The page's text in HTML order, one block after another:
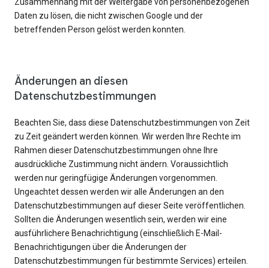
Daten zu lösen, die nicht zwischen Google und der
betreffenden Person gelöst werden konnten.
Änderungen an diesen
Datenschutzbestimmungen
Beachten Sie, dass diese Datenschutzbestimmungen von Zeit
zu Zeit geändert werden können. Wir werden Ihre Rechte im
Rahmen dieser Datenschutzbestimmungen ohne Ihre
ausdrückliche Zustimmung nicht ändern. Voraussichtlich
werden nur geringfügige Änderungen vorgenommen.
Ungeachtet dessen werden wir alle Änderungen an den
Datenschutzbestimmungen auf dieser Seite veröffentlichen.
Sollten die Änderungen wesentlich sein, werden wir eine
ausführlichere Benachrichtigung (einschließlich E-Mail-
Benachrichtigungen über die Änderungen der
Datenschutzbestimmungen für bestimmte Services) erteilen.